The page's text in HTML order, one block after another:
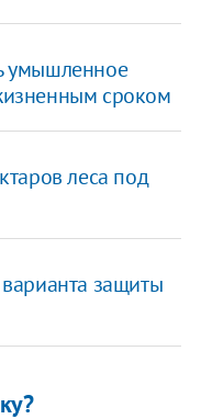
умышленное
сроком
леса под
защиты